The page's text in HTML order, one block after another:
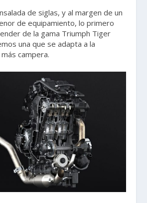
de siglas, y al margen de un
de equipamiento, lo primero
de la gama Triumph Tiger
una que se adapta a la
campera.